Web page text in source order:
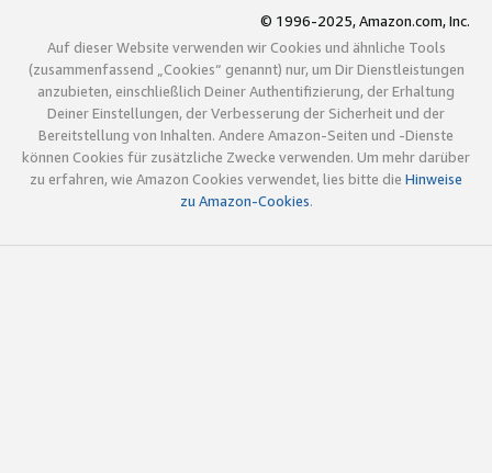
© 1996-2025, Amazon.com, Inc.
Auf dieser Website verwenden wir Cookies und ähnliche Tools
(zusammenfassend „Cookies“ genannt) nur, um Dir Dienstleistungen
anzubieten, einschließlich Deiner Authentifizierung, der Erhaltung
Deiner Einstellungen, der Verbesserung der Sicherheit und der
Bereitstellung von Inhalten. Andere Amazon-Seiten und -Dienste
können Cookies für zusätzliche Zwecke verwenden. Um mehr darüber
zu erfahren, wie Amazon Cookies verwendet, lies bitte die Hinweise
zu Amazon-Cookies.